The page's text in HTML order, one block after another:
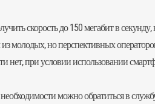
скорость до 150 мегабит в
молодых, но перспективных
нет, при условии использовании
можно обратиться в